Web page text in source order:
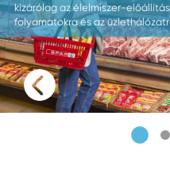
kizárólag az élelmiszer-
folyamatokra és az